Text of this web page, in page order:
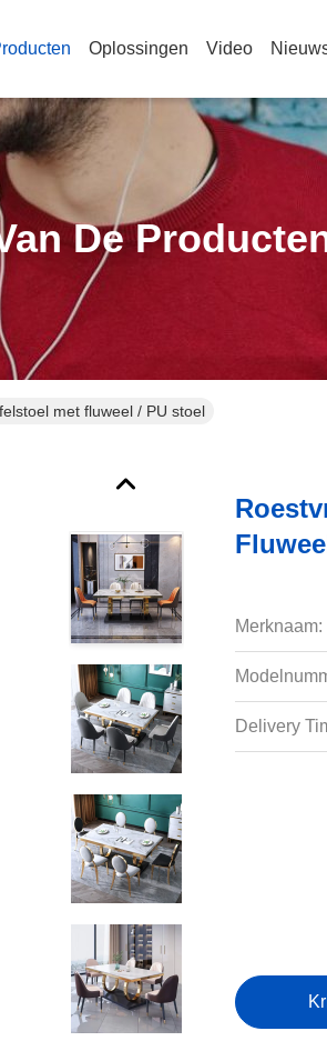
Oplossingen Video
De
met fluweel / PU stoel
Merknaam:
Delivery